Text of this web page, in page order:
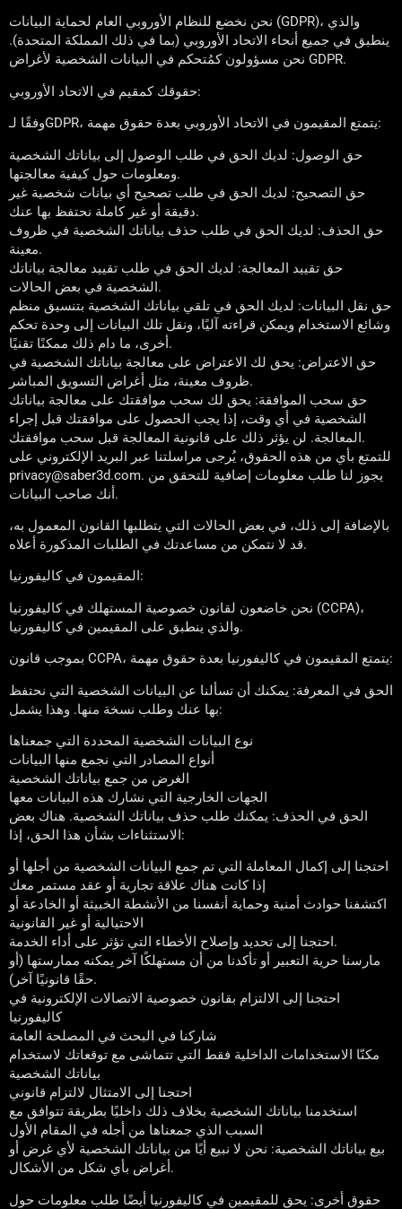
نحن نخضع للنظام الأوروبي العام لحماية البيانات (GDPR)، والذي
ينطبق في جميع أنحاء الاتحاد الأوروبي (بما في ذلك المملكة المتحدة).
نحن مسؤولون كمُتحكم في البيانات الشخصية لأغراض GDPR.
حقوقك كمقيم في الاتحاد الأوروبي:
وفقًا لـGDPR، يتمتع المقيمون في الاتحاد الأوروبي بعدة حقوق مهمة:
حق الوصول: لديك الحق في طلب الوصول إلى بياناتك الشخصية
ومعلومات حول كيفية معالجتها.
حق التصحيح: لديك الحق في طلب تصحيح أي بيانات شخصية غير
دقيقة أو غير كاملة نحتفظ بها عنك.
حق الحذف: لديك الحق في طلب حذف بياناتك الشخصية في ظروف
معينة.
حق تقييد المعالجة: لديك الحق في طلب تقييد معالجة بياناتك
الشخصية في بعض الحالات.
حق نقل البيانات: لديك الحق في تلقي بياناتك الشخصية بتنسيق منظم
وشائع الاستخدام ويمكن قراءته آليًا، ونقل تلك البيانات إلى وحدة تحكم
أخرى، ما دام ذلك ممكنًا تقنيًا.
حق الاعتراض: يحق لك الاعتراض على معالجة بياناتك الشخصية في
ظروف معينة، مثل أغراض التسويق المباشر.
حق سحب الموافقة: يحق لك سحب موافقتك على معالجة بياناتك
الشخصية في أي وقت، إذا يجب الحصول على موافقتك قبل إجراء
المعالجة. لن يؤثر ذلك على قانونية المعالجة قبل سحب موافقتك.
للتمتع بأي من هذه الحقوق، يُرجى مراسلتنا عبر البريد الإلكتروني على
privacy@saber3d.com. يجوز لنا طلب معلومات إضافية للتحقق من
أنك صاحب البيانات.
بالإضافة إلى ذلك، في بعض الحالات التي يتطلبها القانون المعمول به،
قد لا نتمكن من مساعدتك في الطلبات المذكورة أعلاه.
المقيمون في كاليفورنيا:
نحن خاضعون لقانون خصوصية المستهلك في كاليفورنيا (CCPA)،
والذي ينطبق على المقيمين في كاليفورنيا.
بموجب قانون CCPA، يتمتع المقيمون في كاليفورنيا بعدة حقوق مهمة:
الحق في المعرفة: يمكنك أن تسألنا عن البيانات الشخصية التي نحتفظ
بها عنك وطلب نسخة منها. وهذا يشمل:
نوع البيانات الشخصية المحددة التي جمعناها
أنواع المصادر التي نجمع منها البيانات
الغرض من جمع بياناتك الشخصية
الجهات الخارجية التي نشارك هذه البيانات معها
الحق في الحذف: يمكنك طلب حذف بياناتك الشخصية. هناك بعض
الاستثناءات بشأن هذا الحق، إذا:
احتجنا إلى إكمال المعاملة التي تم جمع البيانات الشخصية من أجلها أو
إذا كانت هناك علاقة تجارية أو عقد مستمر معك
اكتشفنا حوادث أمنية وحماية أنفسنا من الأنشطة الخبيثة أو الخادعة أو
الاحتيالية أو غير القانونية
احتجنا إلى تحديد وإصلاح الأخطاء التي تؤثر على أداء الخدمة.
مارسنا حرية التعبير أو تأكدنا من أن مستهلكًا آخر يمكنه ممارستها (أو
حقًا قانونيًا آخر).
احتجنا إلى الالتزام بقانون خصوصية الاتصالات الإلكترونية في
كاليفورنيا
شاركنا في البحث في المصلحة العامة
مكنّا الاستخدامات الداخلية فقط التي تتماشى مع توقعاتك لاستخدام
بياناتك الشخصية
احتجنا إلى الامتثال لالتزام قانوني
استخدمنا بياناتك الشخصية بخلاف ذلك داخليًا بطريقة تتوافق مع
السبب الذي جمعناها من أجله في المقام الأول
بيع بياناتك الشخصية: نحن لا نبيع أيًا من بياناتك الشخصية لأي غرض أو
أغراض بأي شكل من الأشكال.
حقوق أخرى: يحق للمقيمين في كاليفورنيا أيضًا طلب معلومات حول